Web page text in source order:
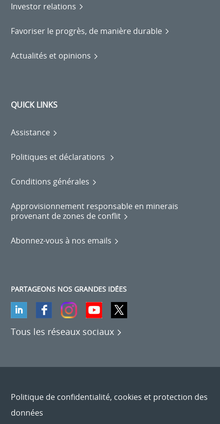
Investor relations
Favoriser le progrès, de manière durable
Actualités et opinions
QUICK LINKS
Assistance
Politiques et déclarations
Conditions générales
Approvisionnement responsable en minerais
provenant de zones de conflit
Abonnez-vous à nos emails
PARTAGEONS NOS GRANDES IDÉES
Tous les réseaux sociaux
Politique de confidentialité, cookies et protection des
données